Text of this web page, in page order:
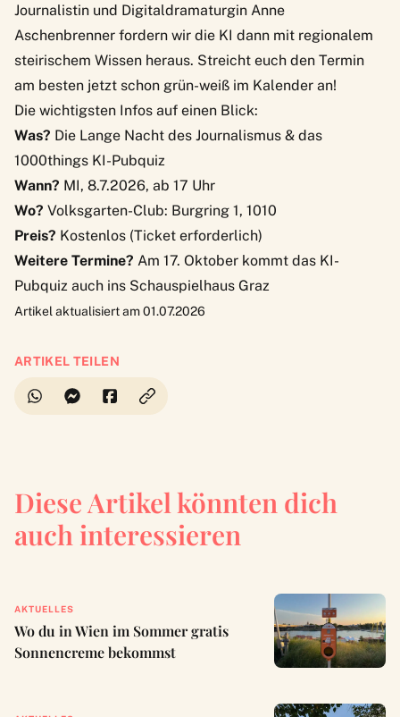
Journalistin und Digitaldramaturgin Anne
Aschenbrenner fordern wir die KI dann mit regionalem
steirischem Wissen heraus. Streicht euch den Termin
am besten jetzt schon grün-weiß im Kalender an!
Die wichtigsten Infos auf einen Blick:
Was? Die Lange Nacht des Journalismus & das
1000things KI-Pubquiz
Wann? MI, 8.7.2026, ab 17 Uhr
Wo? Volksgarten-Club: Burgring 1, 1010
Preis? Kostenlos (Ticket erforderlich)
Weitere Termine? Am 17. Oktober kommt das KI-
Pubquiz auch ins Schauspielhaus Graz
Artikel aktualisiert am 01.07.2026
ARTIKEL TEILEN
Diese Artikel könnten dich
auch interessieren
AKTUELLES
Wo du in Wien im Sommer gratis
Sonnencreme bekommst